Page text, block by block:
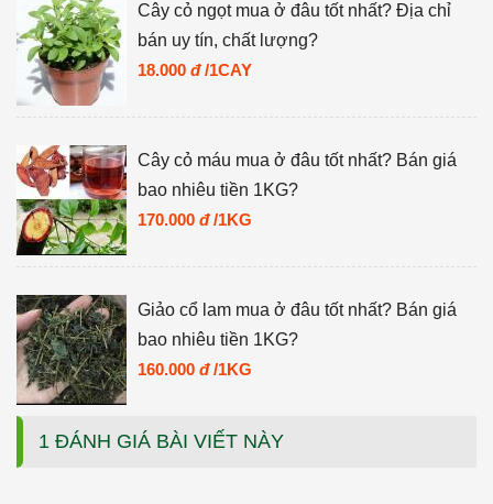
Cây cỏ ngọt mua ở đâu tốt nhất? Địa chỉ
bán uy tín, chất lượng?
18.000 đ /1CAY
Cây cỏ máu mua ở đâu tốt nhất? Bán giá
bao nhiêu tiền 1KG?
170.000 đ /1KG
Giảo cổ lam mua ở đâu tốt nhất? Bán giá
bao nhiêu tiền 1KG?
160.000 đ /1KG
1 ĐÁNH GIÁ BÀI VIẾT NÀY